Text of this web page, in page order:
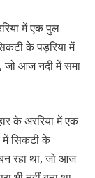
में एक पुल
के पड़रिया में
जो आज नदी में समा
के अररिया में एक
में सिकटी के
रहा था, जो आज